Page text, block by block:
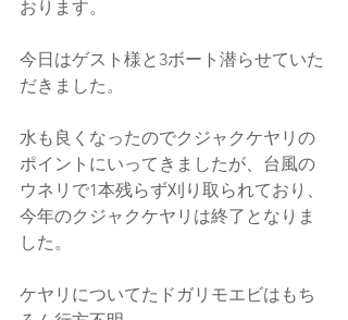
おります。
今日はゲスト様と3ボート潜らせていた
だきました。
水も良くなったのでクジャクケヤリの
ポイントにいってきましたが、台風の
ウネリで1本残らず刈り取られており、
今年のクジャクケヤリは終了となりま
した。
ケヤリについてたドガリモエビはもち